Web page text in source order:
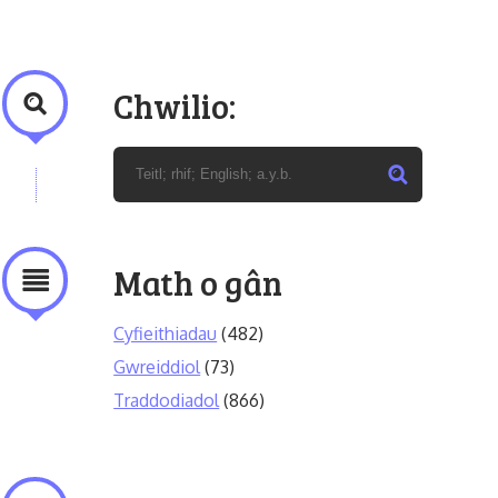
Chwilio:
Math o gân
Cyfieithiadau (482)
Gwreiddiol (73)
Traddodiadol (866)